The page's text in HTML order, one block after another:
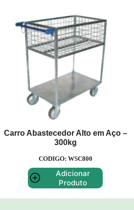
em Aço –
Carro